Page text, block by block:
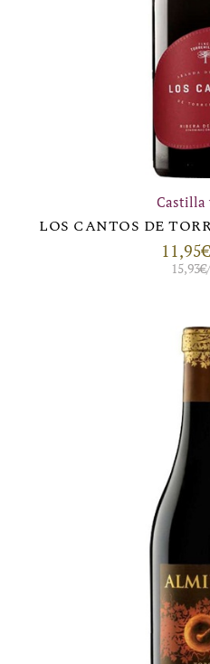
Castilla
LOS CANTOS DE
11,95€
15,93€